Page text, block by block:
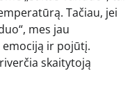
Tačiau, jei
mes jau
ir pojūtį.
skaitytoją